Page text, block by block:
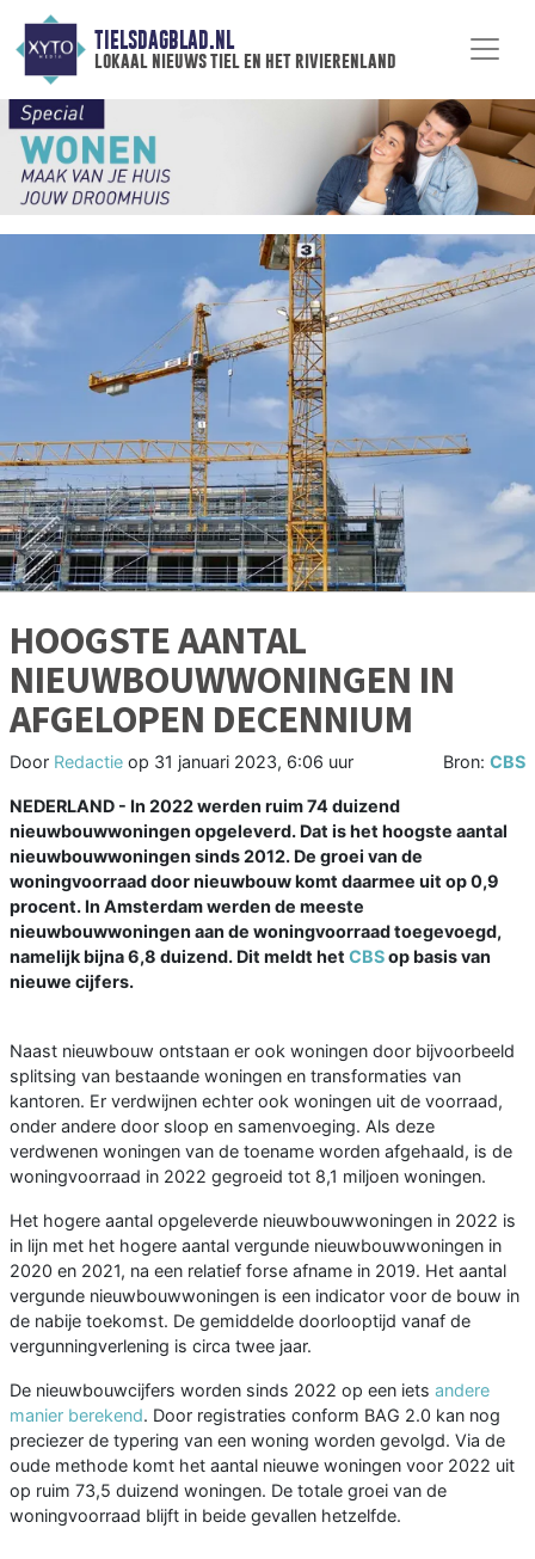
TIELSDAGBLAD.NL
lokaal nieuws tiel en het rivierenland
HOOGSTE AANTAL
NIEUWBOUWWONINGEN IN
AFGELOPEN DECENNIUM
Door Redactie op 31 januari 2023, 6:06 uur Bron: CBS
NEDERLAND - In 2022 werden ruim 74 duizend
nieuwbouwwoningen opgeleverd. Dat is het hoogste aantal
nieuwbouwwoningen sinds 2012. De groei van de
woningvoorraad door nieuwbouw komt daarmee uit op 0,9
procent. In Amsterdam werden de meeste
nieuwbouwwoningen aan de woningvoorraad toegevoegd,
namelijk bijna 6,8 duizend. Dit meldt het CBSop basis van
nieuwe cijfers.
Naast nieuwbouw ontstaan er ook woningen door bijvoorbeeld
splitsing van bestaande woningen en transformaties van
kantoren. Er verdwijnen echter ook woningen uit de voorraad,
onder andere door sloop en samenvoeging. Als deze
verdwenen woningen van de toename worden afgehaald, is de
woningvoorraad in 2022 gegroeid tot 8,1 miljoen woningen.
Het hogere aantal opgeleverde nieuwbouwwoningen in 2022 is
in lijn met het hogere aantal vergunde nieuwbouwwoningen in
2020 en 2021, na een relatief forse afname in 2019. Het aantal
vergunde nieuwbouwwoningen is een indicator voor de bouw in
de nabije toekomst. De gemiddelde doorlooptijd vanaf de
vergunningverlening is circa twee jaar.
De nieuwbouwcijfers worden sinds 2022 op een iets andere
manier berekend. Door registraties conform BAG 2.0 kan nog
preciezer de typering van een woning worden gevolgd. Via de
oude methode komt het aantal nieuwe woningen voor 2022 uit
op ruim 73,5 duizend woningen. De totale groei van de
woningvoorraad blijft in beide gevallen hetzelfde.